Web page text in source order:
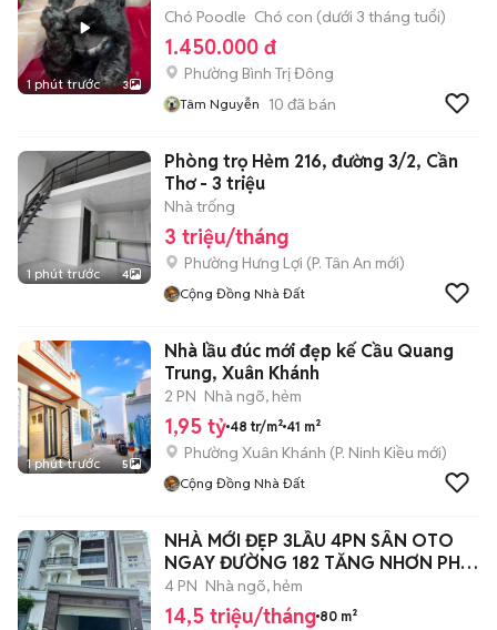
1 phút trước 3
Chó Poodle Chó con (dưới 3 tháng tuổi)
1.450.000 đ
Phường Bình Trị Đông
Tâm Nguyễn 10 đã bán
1 phút trước 4
Phòng trọ Hẻm 216, đường 3/2, Cần
Thơ - 3 triệu
Nhà trống
3 triệu/tháng
Phường Hưng Lợi (P. Tân An mới)
Cộng Đồng Nhà Đất
1 phút trước 5
Nhà lầu đúc mới đẹp kế Cầu Quang
Trung, Xuân Khánh
2 PN Nhà ngõ, hẻm
1,95 tỷ 48 tr/m² 41 m²
Phường Xuân Khánh (P. Ninh Kiều mới)
Cộng Đồng Nhà Đất
NHÀ MỚI ĐẸP 3LẦU 4PN SÂN OTO
NGAY ĐƯỜNG 182 TĂNG NHƠN PHÚ
A Q9
4 PN Nhà ngõ, hẻm
14,5 triệu/tháng 80 m²